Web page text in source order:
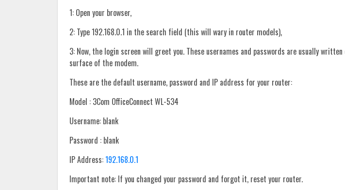
1: Open your browser,
2: Type 192.168.0.1 in the search field (this will wary in router models),
3: Now, the login screen will greet you. These usernames and passwords are usually
surface of the modem.
These are the default username, password and IP address for your router:
Model : 3Com OfficeConnect WL-534
Username: blank
Password : blank
IP Address:192.168.0.1
Important note: If you changed your password and forgot it, reset your router.